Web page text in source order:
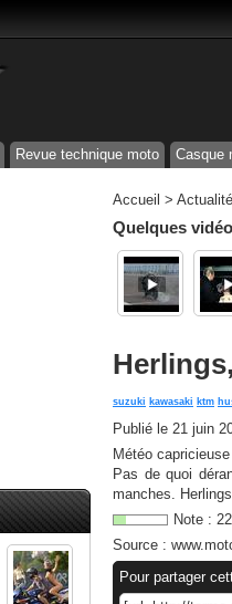
Revue technique moto Casque
Accueil >
Quelques
suzuki kawasaki ktm
Publié le 21 juin
Météo
Pas de quoi
manches.
Note : 22
Source :
Pour partager